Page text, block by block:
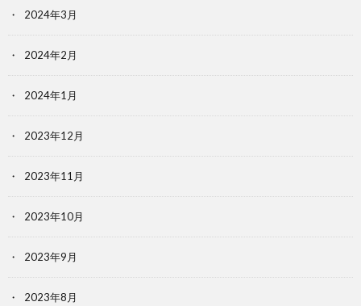
2024年3月
2024年2月
2024年1月
2023年12月
2023年11月
2023年10月
2023年9月
2023年8月